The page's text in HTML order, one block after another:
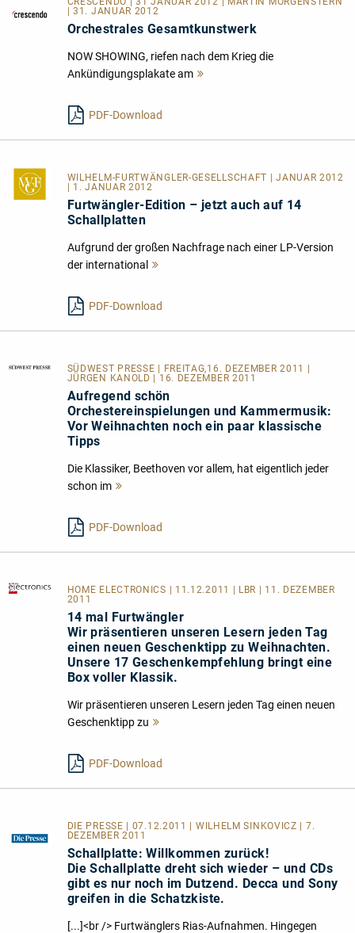
| 31. JANUAR 2012
Orchestrales Gesamtkunstwerk
NOW SHOWING, riefen nach dem Krieg die
Ankündigungsplakate am
PDF-Download
WILHELM-FURTWÄNGLER-GESELLSCHAFT | JANUAR 2012
| 1. JANUAR 2012
Furtwängler-Edition – jetzt auch auf 14
Schallplatten
Aufgrund der großen Nachfrage nach einer LP-Version
der international
PDF-Download
SÜDWEST PRESSE | FREITAG,16. DEZEMBER 2011 |
JÜRGEN KANOLD | 16. DEZEMBER 2011
Aufregend schön
Orchestereinspielungen und Kammermusik:
Vor Weihnachten noch ein paar klassische
Tipps
Die Klassiker, Beethoven vor allem, hat eigentlich jeder
schon im
PDF-Download
HOME ELECTRONICS | 11.12.2011 | LBR | 11. DEZEMBER
2011
14 mal Furtwängler
Wir präsentieren unseren Lesern jeden Tag
einen neuen Geschenktipp zu Weihnachten.
Unsere 17 Geschenkempfehlung bringt eine
Box voller Klassik.
Wir präsentieren unseren Lesern jeden Tag einen neuen
Geschenktipp zu
PDF-Download
DIE PRESSE | 07.12.2011 | WILHELM SINKOVICZ | 7.
DEZEMBER 2011
Schallplatte: Willkommen zurück!
Die Schallplatte dreht sich wieder – und CDs
gibt es nur noch im Dutzend. Decca und Sony
greifen in die Schatzkiste.
[...]<br /> Furtwänglers Rias-Aufnahmen. Hingegen